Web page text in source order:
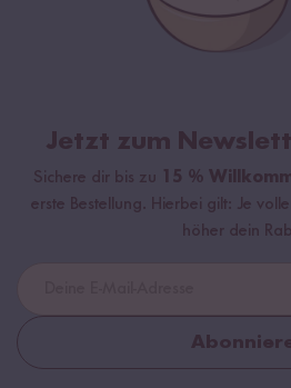
Jetzt zum
Sichere dir bis zu 15 %
erste Bestellung. Hierbei gilt: Je
höher dein